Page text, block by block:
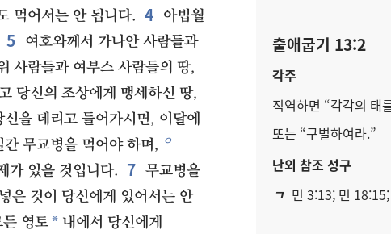
먹어서는 안 됩니다. 4 아빕월
5
여호와께서 가나안 사람들과
사람들과 여부스 사람들의 땅,
당신의 조상에게 맹세하신 땅,
신을 데리고 들어가시면, 이달에
간 무교병을 먹어야 하며, ㅇ
가 있을 것입니다. 7 무교병을
은 것이 당신에게 있어서는 안
영토* 내에서 당신에게
출애굽기 13:2
각주
직역하면 “각각의 태
또는 “구별하여라.”
난외 참조 성구
ㄱ 민 3:13; 민